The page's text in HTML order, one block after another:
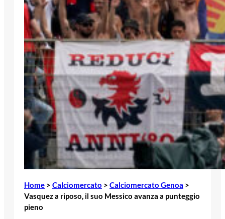
Home > Calciomercato > Calciomercato Genoa >
Vasquez a riposo, il suo Messico avanza a punteggio
pieno